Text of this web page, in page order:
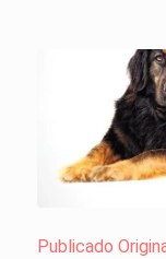
Publicado